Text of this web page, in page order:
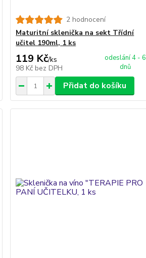
2 hodnocení
Maturitní sklenička na sekt Třídní
učitel 190ml, 1 ks
119 Kč/ks
98 Kč bez DPH
odeslání 4 - 6
dnů
Přidat do košíku